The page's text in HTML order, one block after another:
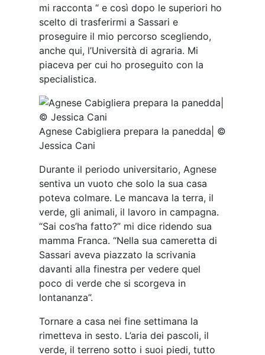
mi racconta “ e così dopo le superiori ho
scelto di trasferirmi a Sassari e
proseguire il mio percorso scegliendo,
anche qui, l’Università di agraria. Mi
piaceva per cui ho proseguito con la
specialistica.
Agnese Cabigliera prepara la panedda| ©
Jessica Cani
Durante il periodo universitario, Agnese
sentiva un vuoto che solo la sua casa
poteva colmare. Le mancava la terra, il
verde, gli animali, il lavoro in campagna.
“Sai cos’ha fatto?” mi dice ridendo sua
mamma Franca. “Nella sua cameretta di
Sassari aveva piazzato la scrivania
davanti alla finestra per vedere quel
poco di verde che si scorgeva in
lontananza”.
Tornare a casa nei fine settimana la
rimetteva in sesto. L’aria dei pascoli, il
verde, il terreno sotto i suoi piedi, tutto